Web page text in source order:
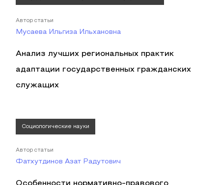
Автор статьи
Мусаева Ильгиза Ильхановна
Анализ лучших региональных практик
адаптации государственных гражданских
служащих
Социологические науки
Автор статьи
Фатхутдинов Азат Радутович
Особенности нормативно-правового